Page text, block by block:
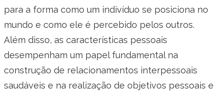
para a forma como um indivíduo se posiciona no
mundo e como ele é percebido pelos outros.
Além disso, as características pessoais
desempenham um papel fundamental na
construção de relacionamentos interpessoais
saudáveis e na realização de objetivos pessoais e